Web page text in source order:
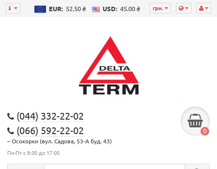
грн.
EUR: 52.50 ₴ USD: 45.00 ₴
(044) 332-22-02
(066) 592-22-02
– Осокорки (вул. Садова, 53-А буд. 43)
Пн-Пт с 8:00 до 17:00
0